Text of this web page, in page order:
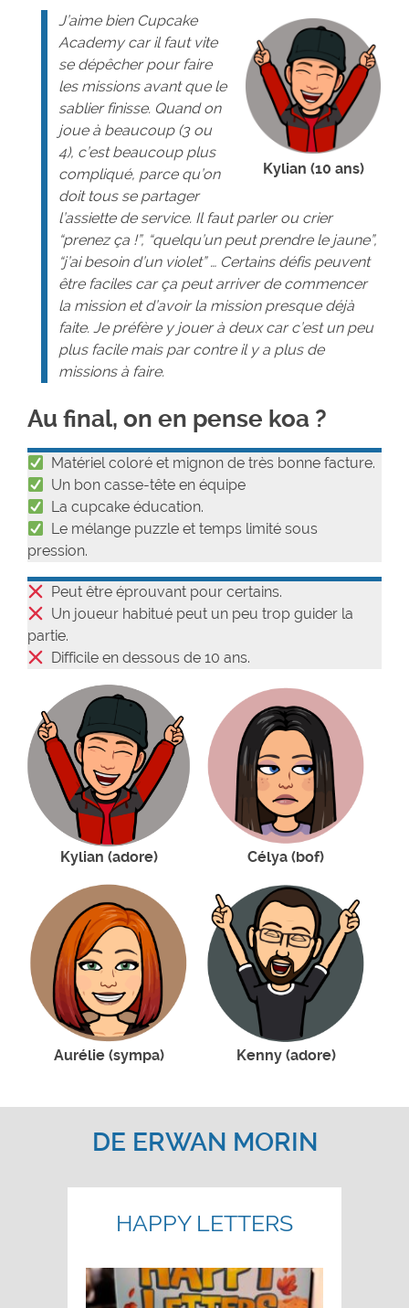
Kylian (10 ans)
J’aime bien Cupcake
Academycar il faut vite
se dépêcher pour faire
les missions avant que le
sablier finisse. Quand on
joue à beaucoup (3 ou
4), c’est beaucoup plus
compliqué, parce qu’on
doit tous se partager
l’assiette de service. Il faut parler ou crier
“prenez ça !”, “quelqu’un peut prendre le jaune”,
“j’ai besoin d’un violet” … Certains défis peuvent
être faciles car ça peut arriver de commencer
la mission et d’avoir la mission presque déjà
faite. Je préfère y jouer à deux car c’est un peu
plus facile mais par contre il y a plus de
missions à faire.
Au final, on en pense koa ?
Matériel coloré et mignon de très bonne facture.
Un bon casse-tête en équipe
La cupcake éducation.
Le mélange puzzle et temps limité sous
pression.
Peut être éprouvant pour certains.
Un joueur habitué peut un peu trop guider la
partie.
Difficile en dessous de 10 ans.
Kylian (adore) Célya (bof)
Aurélie (sympa) Kenny (adore)
DE ERWAN MORIN
HAPPY LETTERS